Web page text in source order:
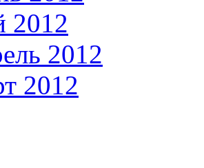
2012
2012
2012